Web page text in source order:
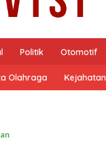
Politik Otomotif
Olahraga Kejahatan